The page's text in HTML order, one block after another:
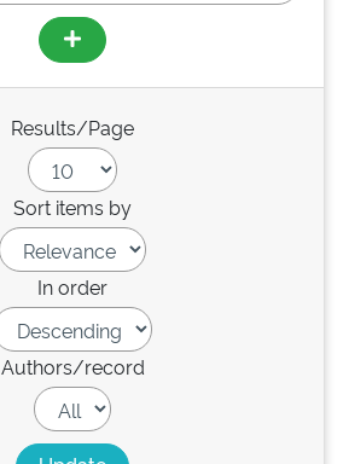
Results/Page
Sort items by
In order
Authors/record